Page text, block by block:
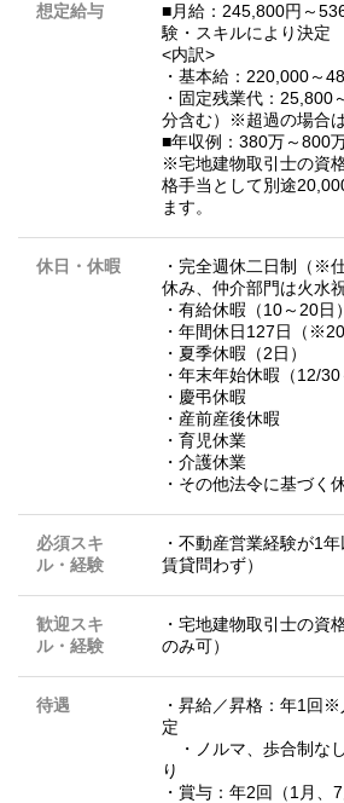
想定給与
■月給：245,800円～
験・スキルにより決定
<内訳>
・基本給：220,000～
・固定残業代：25,800
分含む）※超過の場合
■年収例：380万～800
※宅地建物取引士の資
格手当として別途
ます。
休日・休暇
・完全週休二日制（※
休み、仲介部門は火水
・有給休暇（10～20
・年間休日127日（
・夏季休暇（2日）
・年末年始休暇（12/30
・慶弔休暇
・産前産後休暇
・育児休業
・介護休業
・その他法令に基づく
必須スキ
ル・経験
・不動産営業経験が1
賃貸問わず）
歓迎スキ
ル・経験
・宅地建物取引士の資
のみ可）
待遇
・昇給／昇格：年1回
定
・ノルマ、歩合制な
り
・賞与：年2回（1月